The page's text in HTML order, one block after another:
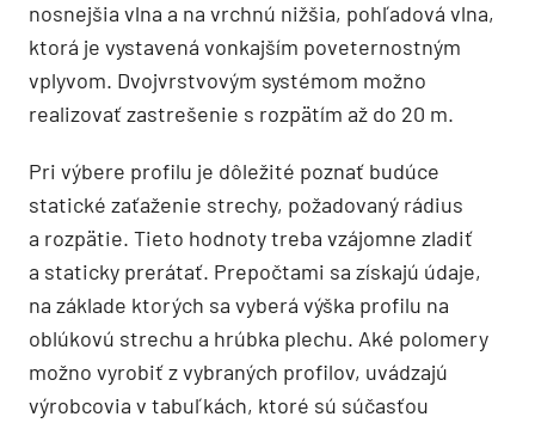
nosnejšia vlna a na vrchnú nižšia, pohľadová vlna,
ktorá je vystavená vonkajším poveternostným
vplyvom. Dvojvrstvovým systémom možno
realizovať zastrešenie s rozpätím až do 20 m.
Pri výbere profilu je dôležité poznať budúce
statické zaťaženie strechy, požadovaný rádius
a rozpätie. Tieto hodnoty treba vzájomne zladiť
a staticky prerátať. Prepočtami sa získajú údaje,
na základe ktorých sa vyberá výška profilu na
oblúkovú strechu a hrúbka plechu. Aké polomery
možno vyrobiť z vybraných profilov, uvádzajú
výrobcovia v tabuľkách, ktoré sú súčasťou